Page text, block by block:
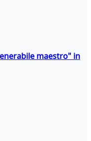
maestro" in